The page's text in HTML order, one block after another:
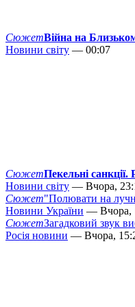
СюжетВійна на
Новини світу — 00:07
СюжетПекельні
Новини світу — Вчора,
Сюжет"Полювати на
Новини України — Вчора,
СюжетЗагадковий звук
Росія новини — Вчора,